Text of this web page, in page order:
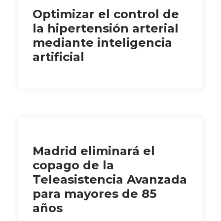
Optimizar el control de
la hipertensión arterial
mediante inteligencia
artificial
Madrid eliminará el
copago de la
Teleasistencia Avanzada
para mayores de 85
años